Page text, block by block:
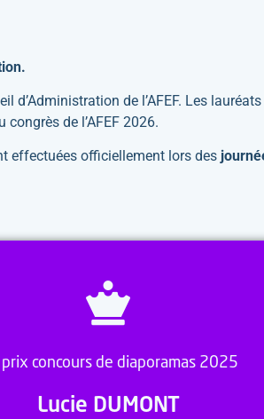
d’Administration de l’AFEF. Les
de l’AFEF 2026.
effectuées officiellement lors des
prix concours de diaporamas 2025
Lucie DUMONT